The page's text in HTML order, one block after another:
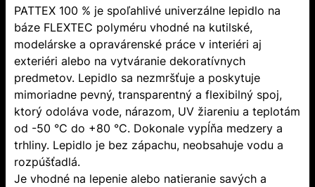
PATTEX 100 % je spoľahlivé univerzálne lepidlo na
báze FLEXTEC polyméru vhodné na kutilské,
modelárske a opravárenské práce v interiéri aj
exteriéri alebo na vytváranie dekoratívnych
predmetov. Lepidlo sa nezmršťuje a poskytuje
mimoriadne pevný, transparentný a flexibilný spoj,
ktorý odoláva vode, nárazom, UV žiareniu a teplotám
od -50 °C do +80 °C. Dokonale vypĺňa medzery a
trhliny. Lepidlo je bez zápachu, neobsahuje vodu a
rozpúšťadlá.
Je vhodné na lepenie alebo natieranie savých a